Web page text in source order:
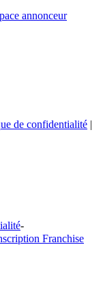
annonceur
de confidentialité |
-
Franchise